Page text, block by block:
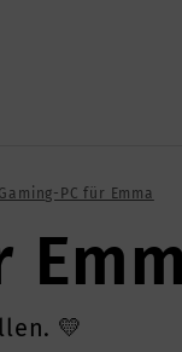
Gaming-PC für Emma
💛